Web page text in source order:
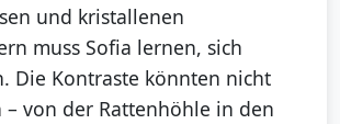
und kristallenen
muss Sofia lernen, sich
Die Kontraste könnten nicht
– von der Rattenhöhle in den